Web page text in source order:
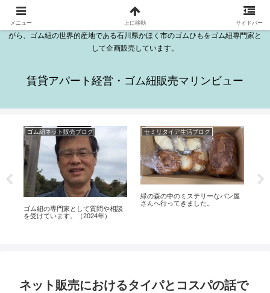
石川県かほく市木津にある日本海が見える2DKのきれいな部屋が16室ある賃貸
アパートはマリンビューです。マリンビューの越野勤は、セミリタイアをしな
がら、ゴム紐の世界的産地である石川県かほく市のゴムひもをゴム紐専門家と
して企画販売しています。
賃貸アパート経営・ゴム紐販売マリンビュー
ゴム紐ネット販売ブログ
ゴム紐の専門家として質問や相談
を受けています。（2024年）
セミリタイア生活ブログ
緑の森の中のミステリーなパン屋
さんへ行ってきました。
ネット販売におけるタイパとコスパの話で
メニュー 上に移動 サイドバー